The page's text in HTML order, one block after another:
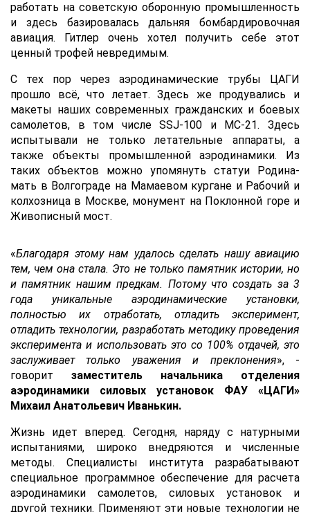
работать на советскую оборонную промышленность
и здесь базировалась дальняя бомбардировочная
авиация. Гитлер очень хотел получить себе этот
ценный трофей невредимым.
С тех пор через аэродинамические трубы ЦАГИ
прошло всё, что летает. Здесь же продувались и
макеты наших современных гражданских и боевых
самолетов, в том числе SSJ-100 и МС-21. Здесь
испытывали не только летательные аппараты, а
также объекты промышленной аэродинамики. Из
таких объектов можно упомянуть статуи Родина-
мать в Волгограде на Мамаевом кургане и Рабочий и
колхозница в Москве, монумент на Поклонной горе и
Живописный мост.
«Благодаря этому нам удалось сделать нашу авиацию
тем, чем она стала. Это не только памятник истории, но
и памятник нашим предкам. Потому что создать за 3
года уникальные аэродинамические установки,
полностью их отработать, отладить эксперимент,
отладить технологии, разработать методику проведения
эксперимента и использовать это со 100% отдачей, это
заслуживает только уважения и преклонения», -
говорит заместитель начальника отделения
аэродинамики силовых установок ФАУ «ЦАГИ»
Михаил Анатольевич Иванькин.
Жизнь идет вперед. Сегодня, наряду с натурными
испытаниями, широко внедряются и численные
методы. Специалисты института разрабатывают
специальное программное обеспечение для расчета
аэродинамики самолетов, силовых установок и
другой техники. Применяют эти новые технологии не